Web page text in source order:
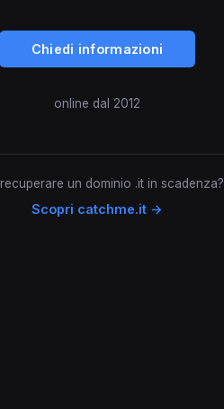
Chiedi informazioni
online dal 2012
un dominio .it in scadenza?
Scopri catchme.it →